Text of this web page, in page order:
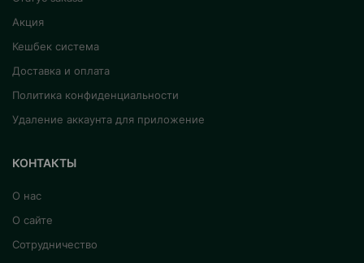
Акция
Кешбек система
Доставка и оплата
Политика конфиденциальности
Удаление аккаунта для приложение
КОНТАКТЫ
О нас
О сайте
Сотрудничество